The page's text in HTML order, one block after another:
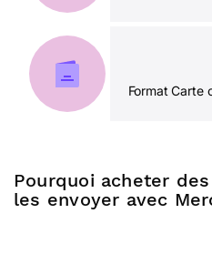
Format Carte
Pourquoi acheter
les envoyer avec